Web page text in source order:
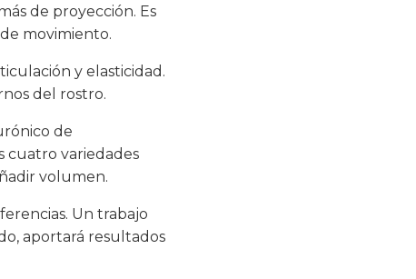
de proyección. Es
movimiento.
y elasticidad.
del rostro.
de
cuatro variedades
volumen.
Un trabajo
aportará resultados